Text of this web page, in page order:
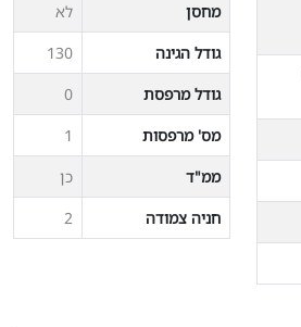
מחסן
לא
גודל הגינה
130
גודל מרפסת
0
מס' מרפסות
1
ממ"ד
כן
חניה צמודה
2